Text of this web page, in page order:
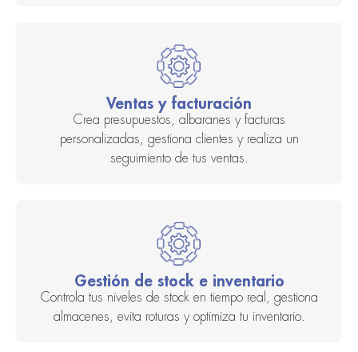
Ventas y facturación
Crea presupuestos, albaranes y facturas
personalizadas, gestiona clientes y realiza un
seguimiento de tus ventas.
Gestión de stock e inventario
Controla tus niveles de stock en tiempo real, gestiona
almacenes, evita roturas y optimiza tu inventario.